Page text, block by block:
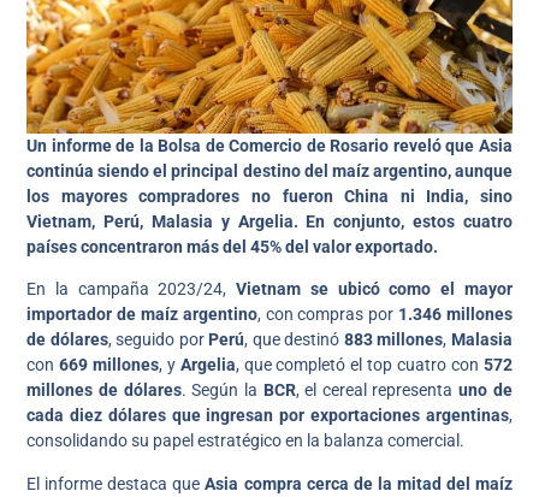
Un informe de la Bolsa de Comercio de Rosario reveló que Asia
continúa siendo el principal destino del maíz argentino, aunque
los mayores compradores no fueron China ni India, sino
Vietnam, Perú, Malasia y Argelia. En conjunto, estos cuatro
países concentraron más del 45% del valor exportado.
En la campaña 2023/24,Vietnam se ubicó como el mayor
importador de maíz argentino, con compras por 1.346 millones
de dólares, seguido por Perú, que destinó 883 millones, Malasia
con669 millones, y Argelia, que completó el top cuatro con 572
millones de dólares. Según la BCR, el cereal representauno de
cada diez dólares que ingresan por exportaciones argentinas,
consolidando su papel estratégico en la balanza comercial.
El informe destaca queAsia compra cerca de la mitad del maíz